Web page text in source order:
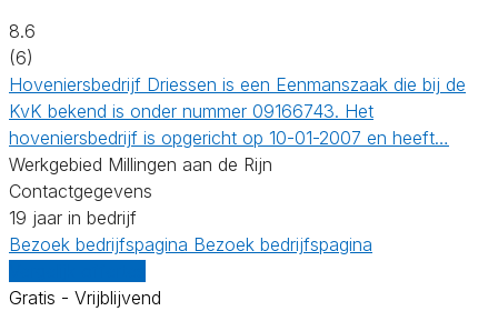
8.6
(6)
Hoveniersbedrijf Driessen is een Eenmanszaak die bij de
KvK bekend is onder nummer 09166743. Het
hoveniersbedrijf is opgericht op 10-01-2007 en heeft…
Werkgebied Millingen aan de Rijn
Contactgegevens
19 jaar in bedrijf
Bezoek bedrijfspagina Bezoek bedrijfspagina
Gratis - Vrijblijvend